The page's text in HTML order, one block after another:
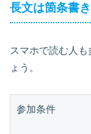
長文は箇条書
スマホで読む人
ょう。
参加条件